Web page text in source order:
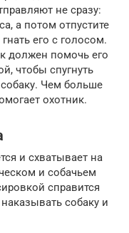
не сразу:
а потом отпустите
его с голосом.
должен помочь его
чтобы спугнуть
Чем больше
охотник.
и схватывает на
и собачьем
справится
собаку и